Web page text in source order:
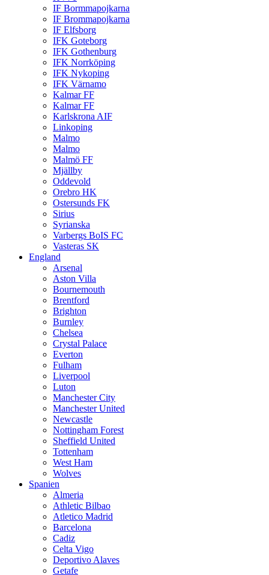
IF Bormmapojkarna
IF Brommapojkarna
IF Elfsborg
IFK Goteborg
IFK Gothenburg
IFK Norrköping
IFK Nykoping
IFK Värnamo
Kalmar FF
Kalmar FF
Karlskrona AIF
Linkoping
Malmo
Malmo
Malmö FF
Mjällby
Oddevold
Orebro HK
Ostersunds FK
Sirius
Syrianska
Varbergs BoIS FC
Vasteras SK
England
Arsenal
Aston Villa
Bournemouth
Brentford
Brighton
Burnley
Chelsea
Crystal Palace
Everton
Fulham
Liverpool
Luton
Manchester City
Manchester United
Newcastle
Nottingham Forest
Sheffield United
Tottenham
West Ham
Wolves
Spanien
Almeria
Athletic Bilbao
Atletico Madrid
Barcelona
Cadiz
Celta Vigo
Deportivo Alaves
Getafe